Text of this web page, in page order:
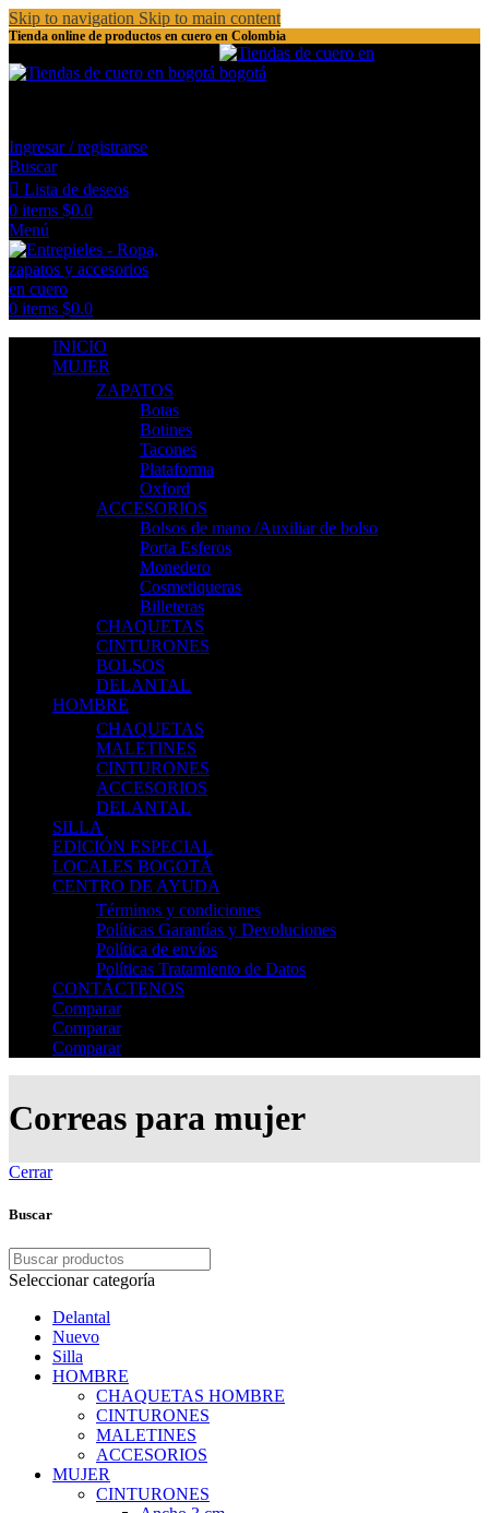
Skip to navigation Skip to main content
Tienda online de productos en cuero en Colombia
Ingresar / registrarse
Buscar
Lista de deseos
0 items $0.0
Menú
0 items $0.0
INICIO
MUJER
ZAPATOS
Botas
Botines
Tacones
Plataforma
Oxford
ACCESORIOS
Bolsos de mano /Auxiliar de bolso
Porta Esferos
Monedero
Cosmetiqueras
Billeteras
CHAQUETAS
CINTURONES
BOLSOS
DELANTAL
HOMBRE
CHAQUETAS
MALETINES
CINTURONES
ACCESORIOS
DELANTAL
SILLA
EDICIÓN ESPECIAL
LOCALES BOGOTÁ
CENTRO DE AYUDA
Términos y condiciones
Políticas Garantías y Devoluciones
Política de envíos
Políticas Tratamiento de Datos
CONTÁCTENOS
Comparar
Comparar
Comparar
Correas para mujer
Cerrar
Buscar
Seleccionar categoría
Delantal
Nuevo
Silla
HOMBRE
CHAQUETAS HOMBRE
CINTURONES
MALETINES
ACCESORIOS
MUJER
CINTURONES